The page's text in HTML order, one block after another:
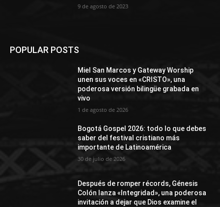
9 de agosto de 2023
POPULAR POSTS
Miel San Marcos y Gateway Worship
unen sus voces en «CRISTO», una
poderosa versión bilingüe grabada en
vivo
1 de agosto de 2026
Bogotá Gospel 2026: todo lo que debes
saber del festival cristiano más
importante de Latinoamérica
30 de julio de 2026
Después de romper récords, Génesis
Colón lanza «Integridad», una poderosa
invitación a dejar que Dios examine el